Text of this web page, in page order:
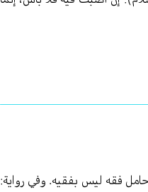
حامل فقه ليس بفقيه. وفي رواية: